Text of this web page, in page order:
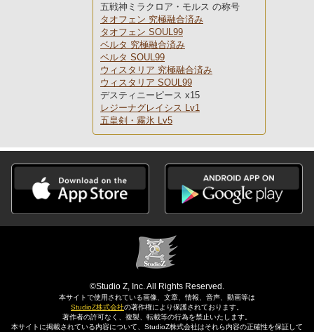
五戦神ミラクロア・モルス の称号
タオフェン 究極融合済み
タオフェン SOUL99
ベルタ 究極融合済み
ベルタ SOUL99
ウィスタリア 究極融合済み
ウィスタリア SOUL99
デスティニーピース x15
レジーナグレイシス Lv1
五皇剣・霧氷 Lv5
©Studio Z, Inc. All Rights Reserved.
本サイトで使用されている画像、文章、情報、音声、動画等は
StudioZ株式会社の著作権により保護されております。
著作者の許可なく、複製、転載等の行為を禁止いたします。
本サイトに掲載されている内容について、StudioZ株式会社はそれら内容の正確性を保証して